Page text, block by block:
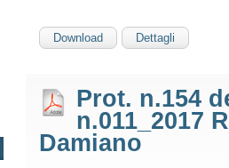
Download Dettagli
Prot. n.154
n.011_2017
Damiano